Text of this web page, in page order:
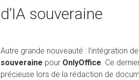
d’IA souveraine
Autre grande nouveauté : l’intégration de
souveraine pour OnlyOffice. Ce
précieuse lors de la rédaction de